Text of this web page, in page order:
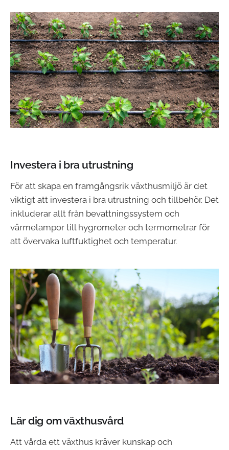
Investera i bra utrustning
För att skapa en framgångsrik växthusmiljö är det
viktigt att investera i bra utrustning och tillbehör. Det
inkluderar allt från bevattningssystem och
värmelampor till hygrometer och termometrar för
att övervaka luftfuktighet och temperatur.
Lär dig om växthusvård
Att vårda ett växthus kräver kunskap och